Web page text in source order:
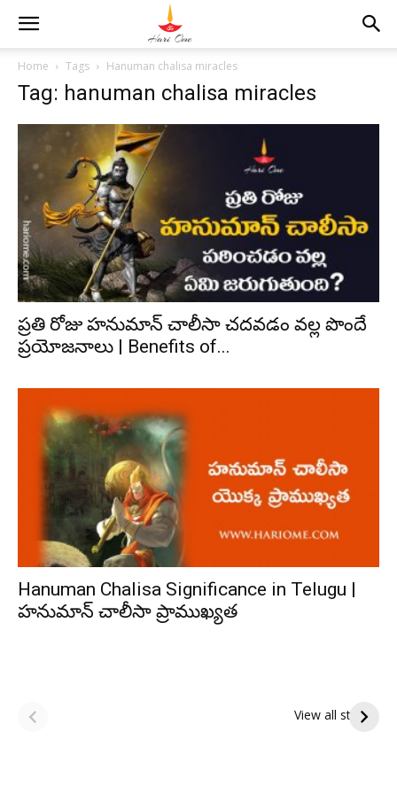
Home Tags Hanuman chalisa miracles
Tag: hanuman chalisa miracles
ప్రతి రోజు హనుమాన్ చాలీసా చదవడం వల్ల పొందే
ప్రయోజనాలు | Benefits of...
Hanuman Chalisa Significance in Telugu |
హనుమాన్ చాలీసా ప్రాముఖ్యత
View all stories
పితృదేవతల ఆశీర్వాదం
పొందే పవిత్ర రోజు
ఇంద్రకీలాద్రి గిరి ప్రదక్షిణ